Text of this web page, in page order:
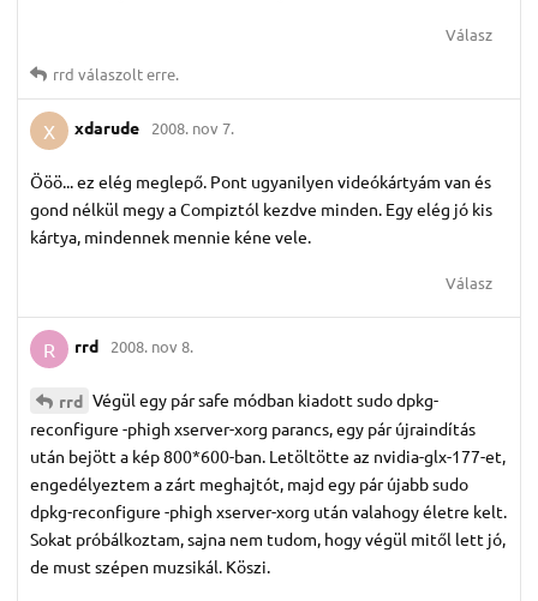
Válasz
rrd válaszolt erre.
X xdarude 2008. nov 7.
Ööö... ez elég meglepő. Pont ugyanilyen videókártyám van és
gond nélkül megy a Compiztól kezdve minden. Egy elég jó kis
kártya, mindennek mennie kéne vele.
Válasz
R rrd 2008. nov 8.
rrd Végül egy pár safe módban kiadott sudo dpkg-
reconfigure -phigh xserver-xorg parancs, egy pár újraindítás
után bejött a kép 800*600-ban. Letöltötte az nvidia-glx-177-et,
engedélyeztem a zárt meghajtót, majd egy pár újabb sudo
dpkg-reconfigure -phigh xserver-xorg után valahogy életre kelt.
Sokat próbálkoztam, sajna nem tudom, hogy végül mitől lett jó,
de must szépen muzsikál. Köszi.